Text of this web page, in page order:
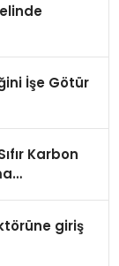
İşe Götür
Karbon
giriş